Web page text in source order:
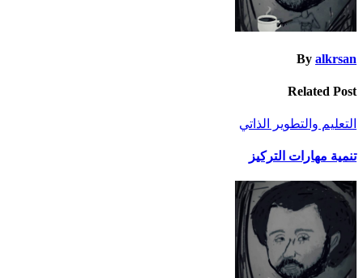
By alkrsan
Related Post
التعليم والتطوير الذاتي
تنمية مهارات التركيز